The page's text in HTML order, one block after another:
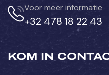
Voor meer informatie
+32 478 18 22 43
KOM IN